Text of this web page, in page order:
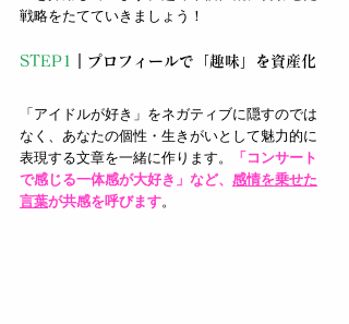
戦略をたてていきましょう！
STEP1 ｜プロフィールで「趣味」を資産化
「アイドルが好き」をネガティブに隠すのでは
なく、あなたの個性・生きがいとして魅力的に
表現する文章を一緒に作ります。
「コンサート
で感じる一体感が大好き」など、 感情を乗せた
言葉が共感を呼びます。